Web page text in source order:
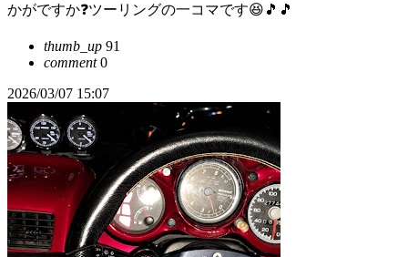
かがですか❓ツーリングの一コマです😆🎵🎵
thumb_up 91
comment0
2026/03/07 15:07